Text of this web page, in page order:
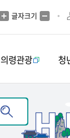
글자크기
의령관광 청